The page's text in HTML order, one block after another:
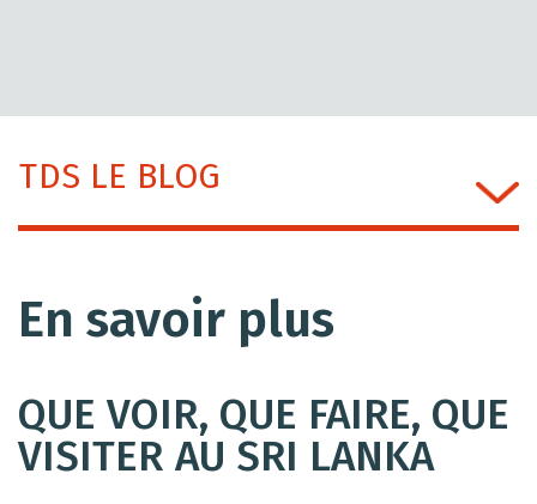
TDS LE BLOG
En savoir plus
QUE VOIR, QUE FAIRE, QUE
VISITER AU SRI LANKA